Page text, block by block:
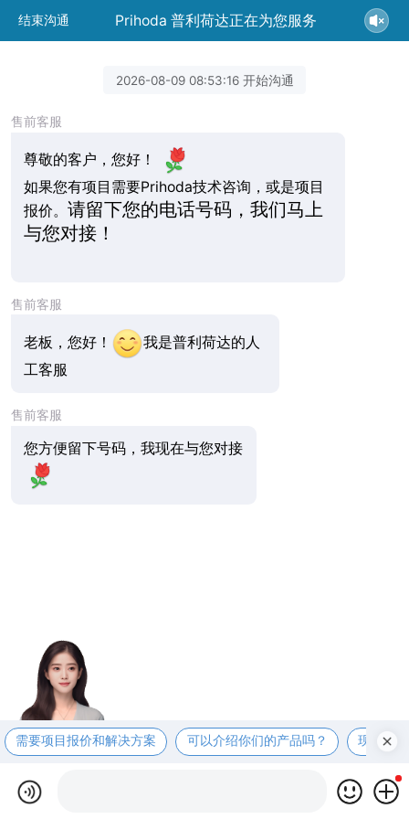
结束沟通 Prihoda 普利荷达正在为您服务
2026-08-09 08:53:16 开始沟通
售前客服
尊敬的客户，您好！
如果您有项目需要Prihoda技术咨询，或是项目
报价。 请留下您的电话号码，我们马上
与您对接！
售前客服
老板，您好！
我是普利荷达的人
工客服
售前客服
您方便留下号码，我现在与您对接
需要项目报价和解决方案 可以介绍你们的产品吗？ 现在有